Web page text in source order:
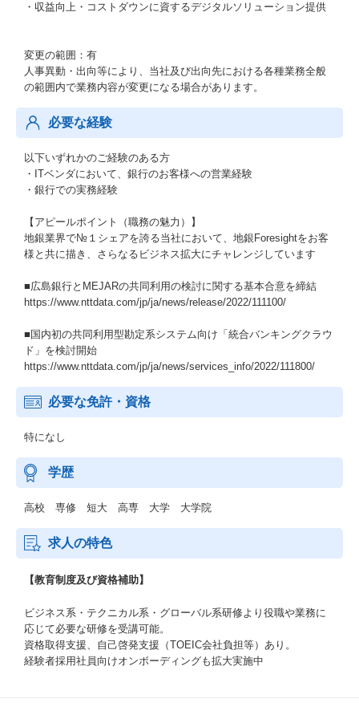
・収益向上・コストダウンに資するデジタルソリューション提供
変更の範囲：有
人事異動・出向等により、当社及び出向先における各種業務全般
の範囲内で業務内容が変更になる場合があります。
必要な経験
以下いずれかのご経験のある方
・ITベンダにおいて、銀行のお客様への営業経験
・銀行での実務経験
【アピールポイント（職務の魅力）】
地銀業界で№１シェアを誇る当社において、地銀Foresightをお客
様と共に描き、さらなるビジネス拡大にチャレンジしています
■広島銀行とMEJARの共同利用の検討に関する基本合意を締結
https://www.nttdata.com/jp/ja/news/release/2022/111100/
■国内初の共同利用型勘定系システム向け「統合バンキングクラウ
ド」を検討開始
https://www.nttdata.com/jp/ja/news/services_info/2022/111800/
必要な免許・資格
特になし
学歴
高校 専修 短大 高専 大学 大学院
求人の特色
【教育制度及び資格補助】
ビジネス系・テクニカル系・グローバル系研修より役職や業務に
応じて必要な研修を受講可能。
資格取得支援、自己啓発支援（TOEIC会社負担等）あり。
経験者採用社員向けオンボーディングも拡大実施中